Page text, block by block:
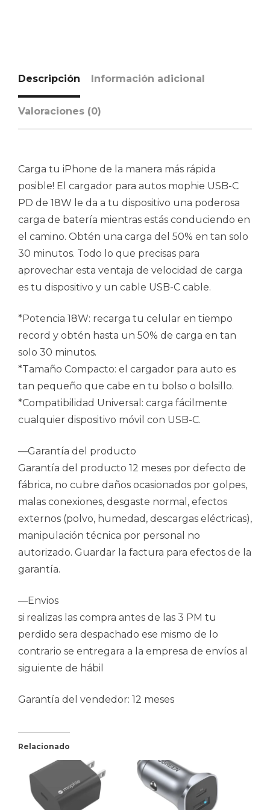
Descripción Información adicional
Valoraciones (0)
Carga tu iPhone de la manera más rápida
posible! El cargador para autos mophie USB-C
PD de 18W le da a tu dispositivo una poderosa
carga de batería mientras estás conduciendo en
el camino. Obtén una carga del 50% en tan solo
30 minutos. Todo lo que precisas para
aprovechar esta ventaja de velocidad de carga
es tu dispositivo y un cable USB-C cable.
*Potencia 18W: recarga tu celular en tiempo
record y obtén hasta un 50% de carga en tan
solo 30 minutos.
*Tamaño Compacto: el cargador para auto es
tan pequeño que cabe en tu bolso o bolsillo.
*Compatibilidad Universal: carga fácilmente
cualquier dispositivo móvil con USB-C.
—Garantía del producto
Garantía del producto 12 meses por defecto de
fábrica, no cubre daños ocasionados por golpes,
malas conexiones, desgaste normal, efectos
externos (polvo, humedad, descargas eléctricas),
manipulación técnica por personal no
autorizado. Guardar la factura para efectos de la
garantía.
—Envios
si realizas las compra antes de las 3 PM tu
perdido sera despachado ese mismo de lo
contrario se entregara a la empresa de envíos al
siguiente de hábil
Garantía del vendedor: 12 meses
Relacionado